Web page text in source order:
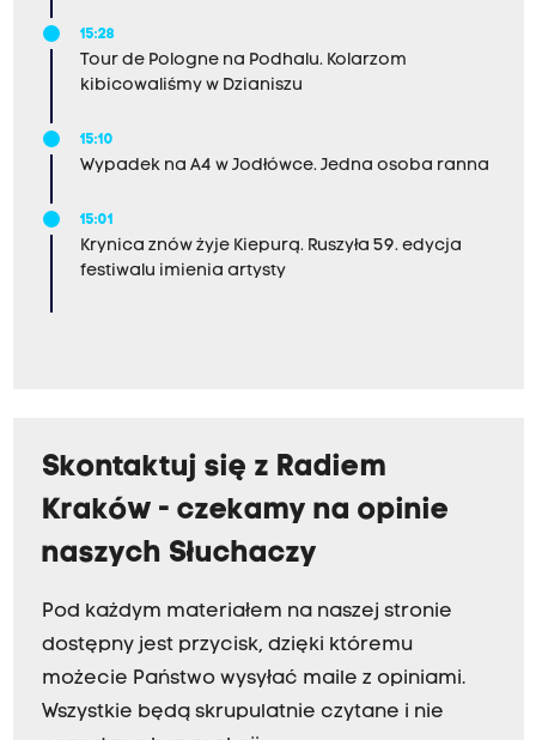
15:28
Tour de Pologne na Podhalu. Kolarzom
kibicowaliśmy w Dzianiszu
15:10
Wypadek na A4 w Jodłówce. Jedna osoba ranna
15:01
Krynica znów żyje Kiepurą. Ruszyła 59. edycja
festiwalu imienia artysty
Skontaktuj się z Radiem
Kraków - czekamy na opinie
naszych Słuchaczy
Pod każdym materiałem na naszej stronie
dostępny jest przycisk, dzięki któremu
możecie Państwo wysyłać maile z opiniami.
Wszystkie będą skrupulatnie czytane i nie